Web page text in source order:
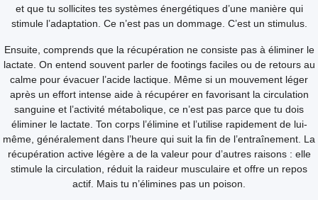
et que tu sollicites tes systèmes énergétiques d’une manière qui
stimule l’adaptation. Ce n’est pas un dommage. C’est un stimulus.
Ensuite, comprends que la récupération ne consiste pas à éliminer le
lactate. On entend souvent parler de footings faciles ou de retours au
calme pour évacuer l’acide lactique. Même si un mouvement léger
après un effort intense aide à récupérer en favorisant la circulation
sanguine et l’activité métabolique, ce n’est pas parce que tu dois
éliminer le lactate. Ton corps l’élimine et l’utilise rapidement de lui-
même, généralement dans l’heure qui suit la fin de l’entraînement. La
récupération active légère a de la valeur pour d’autres raisons : elle
stimule la circulation, réduit la raideur musculaire et offre un repos
actif. Mais tu n’élimines pas un poison.